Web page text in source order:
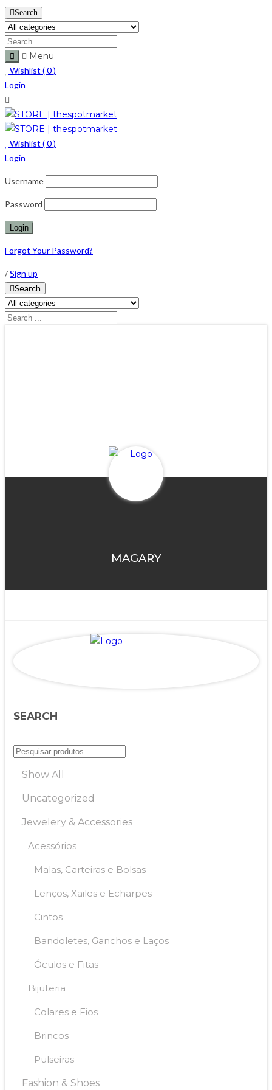
Search
Menu
Wishlist (0)
Login
Wishlist (0)
Login
Username
Password
Forgot Your Password?
/Sign up
Search
MAGARY
SEARCH
Show All
Uncategorized
Jewelery & Accessories
Acessórios
Malas, Carteiras e Bolsas
Lenços, Xailes e Echarpes
Cintos
Bandoletes, Ganchos e Laços
Óculos e Fitas
Bijuteria
Colares e Fios
Brincos
Pulseiras
Fashion & Shoes